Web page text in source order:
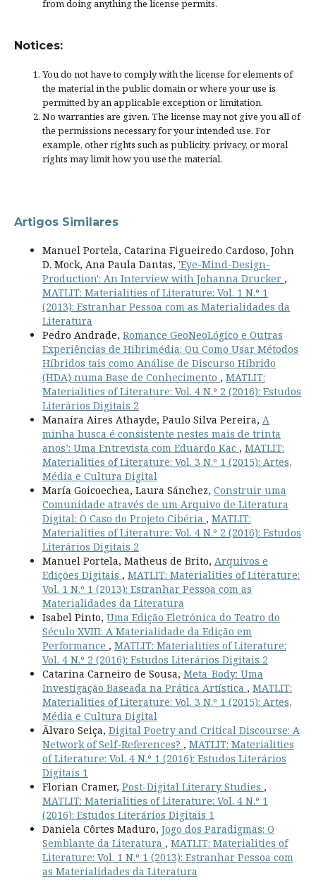
from doing anything the license permits.
Notices:
You do not have to comply with the license for elements of
the material in the public domain or where your use is
permitted by an applicable exception or limitation.
No warranties are given. The license may not give you all of
the permissions necessary for your intended use. For
example, other rights such as publicity, privacy, or moral
rights may limit how you use the material.
Artigos Similares
Manuel Portela, Catarina Figueiredo Cardoso, John
D. Mock, Ana Paula Dantas, 'Eye-Mind-Design-
Production': An Interview with Johanna Drucker ,
MATLIT: Materialities of Literature: Vol. 1 N.º 1
(2013): Estranhar Pessoa com as Materialidades da
Literatura
Pedro Andrade, Romance GeoNeoLógico e Outras
Experiências de Hibrimédia: Ou Como Usar Métodos
Híbridos tais como Análise de Discurso Híbrido
(HDA) numa Base de Conhecimento , MATLIT:
Materialities of Literature: Vol. 4 N.º 2 (2016): Estudos
Literários Digitais 2
Manaíra Aires Athayde, Paulo Silva Pereira, A
minha busca é consistente nestes mais de trinta
anos’: Uma Entrevista com Eduardo Kac , MATLIT:
Materialities of Literature: Vol. 3 N.º 1 (2015): Artes,
Média e Cultura Digital
María Goicoechea, Laura Sánchez, Construir uma
Comunidade através de um Arquivo de Literatura
Digital: O Caso do Projeto Cibéria , MATLIT:
Materialities of Literature: Vol. 4 N.º 2 (2016): Estudos
Literários Digitais 2
Manuel Portela, Matheus de Brito, Arquivos e
Edições Digitais , MATLIT: Materialities of Literature:
Vol. 1 N.º 1 (2013): Estranhar Pessoa com as
Materialidades da Literatura
Isabel Pinto, Uma Edição Eletrónica do Teatro do
Século XVIII: A Materialidade da Edição em
Performance , MATLIT: Materialities of Literature:
Vol. 4 N.º 2 (2016): Estudos Literários Digitais 2
Catarina Carneiro de Sousa, Meta_Body: Uma
Investigação Baseada na Prática Artística , MATLIT:
Materialities of Literature: Vol. 3 N.º 1 (2015): Artes,
Média e Cultura Digital
Ãlvaro Seiça, Digital Poetry and Critical Discourse: A
Network of Self-References? , MATLIT: Materialities
of Literature: Vol. 4 N.º 1 (2016): Estudos Literários
Digitais 1
Florian Cramer, Post-Digital Literary Studies ,
MATLIT: Materialities of Literature: Vol. 4 N.º 1
(2016): Estudos Literários Digitais 1
Daniela Côrtes Maduro, Jogo dos Paradigmas: O
Semblante da Literatura , MATLIT: Materialities of
Literature: Vol. 1 N.º 1 (2013): Estranhar Pessoa com
as Materialidades da Literatura